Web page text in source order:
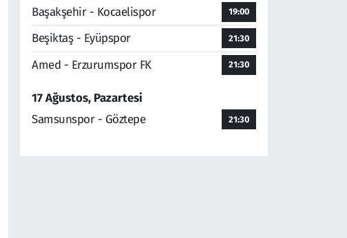
Başakşehir - Kocaelispor
19:00
Beşiktaş - Eyüpspor 21:30
Amed - Erzurumspor FK 21:30
17 Ağustos, Pazartesi
Samsunspor - Göztepe
21:30